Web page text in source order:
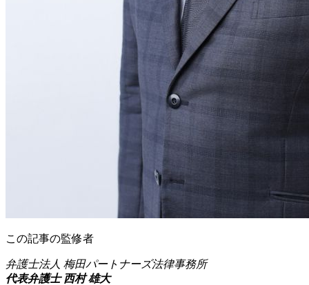
この記事の監修者
弁護士法人 梅田パートナーズ法律事務所
代表弁護士 西村 雄大